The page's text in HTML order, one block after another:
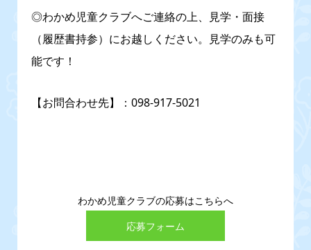
◎わかめ児童クラブへご連絡の上、見学・面接
（履歴書持参）にお越しください。見学のみも可
能です！
【お問合わせ先】：098-917-5021
わかめ児童クラブの応募はこちらへ
応募フォーム